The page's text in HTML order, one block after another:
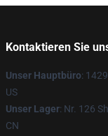
Kontaktieren Sie
Unser Hauptbüro:
US
Unser Lager: Nr. 126
CN